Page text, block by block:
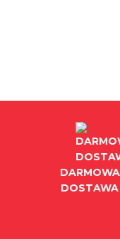
DARMOWA
DOSTAWA